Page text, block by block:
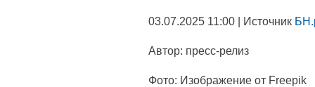
03.07.2025 11:00 | Источник
Автор: пресс-релиз
Фото: Изображение от Freepik